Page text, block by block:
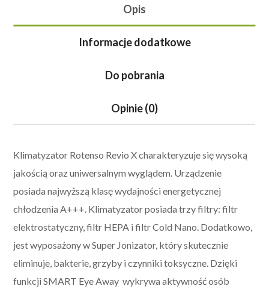
Opis
Informacje dodatkowe
Do pobrania
Opinie (0)
Klimatyzator Rotenso Revio X charakteryzuje się wysoką
jakością oraz uniwersalnym wyglądem. Urządzenie
posiada najwyższą klasę wydajności energetycznej
chłodzenia A+++. Klimatyzator posiada trzy filtry: filtr
elektrostatyczny, filtr HEPA i filtr Cold Nano. Dodatkowo,
jest wyposażony w Super Jonizator, który skutecznie
eliminuje, bakterie, grzyby i czynniki toksyczne. Dzięki
funkcjiSMART Eye Away wykrywa aktywność osób